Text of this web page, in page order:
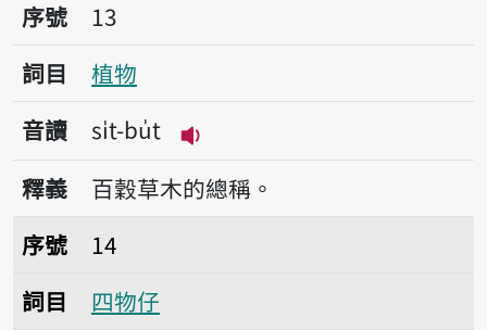
序號13植物
序號
13
詞目
植物
音讀
si̍t-bu̍t
播放音讀si̍t-bu̍t
釋義
百穀草木的總稱。
序號14四物仔
序號
14
詞目
四物仔